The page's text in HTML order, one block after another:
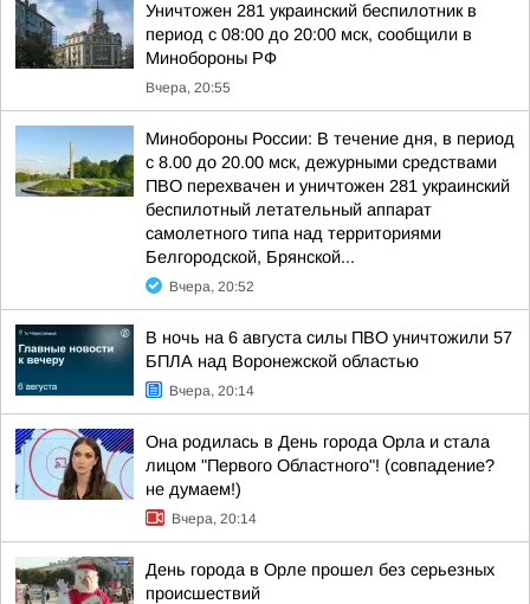
Уничтожен 281 украинский беспилотник в
период с 08:00 до 20:00 мск, сообщили в
Минобороны РФ
Вчера, 20:55
Минобороны России: В течение дня, в период
с 8.00 до 20.00 мск, дежурными средствами
ПВО перехвачен и уничтожен 281 украинский
беспилотный летательный аппарат
самолетного типа над территориями
Белгородской, Брянской...
Вчера, 20:52
В ночь на 6 августа силы ПВО уничтожили 57
БПЛА над Воронежской областью
Вчера, 20:14
Она родилась в День города Орла и стала
лицом "Первого Областного"! (совпадение?
не думаем!)
Вчера, 20:14
День города в Орле прошел без серьезных
происшествий